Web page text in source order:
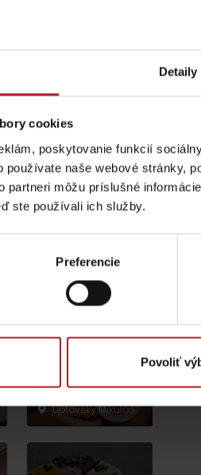
Detaily
cookies
poskytovanie funkcií
používate naše webové stránky,
partneri môžu príslušné
ste používali ich služby.
Preferencie
Povoliť
horách
Moment Liptov
Liptovský Mikuláš